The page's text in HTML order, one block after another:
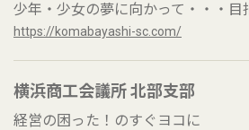
少年・少女の夢に向かって・・・目
https://komabayashi-sc.com/
横浜商工会議所 北部支部
経営の困った！のすぐヨコに